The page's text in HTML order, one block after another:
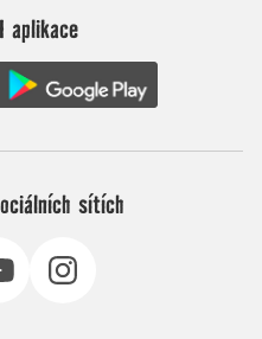
aplikace
sítích